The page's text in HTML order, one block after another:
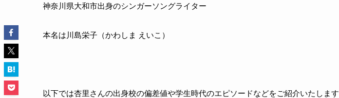
神奈川県大和市出身のシンガーソングライター
本名は川島栄子（かわしま えいこ）
以下では杏里さんの出身校の偏差値や学生時代のエピソードなどをご紹介いたします